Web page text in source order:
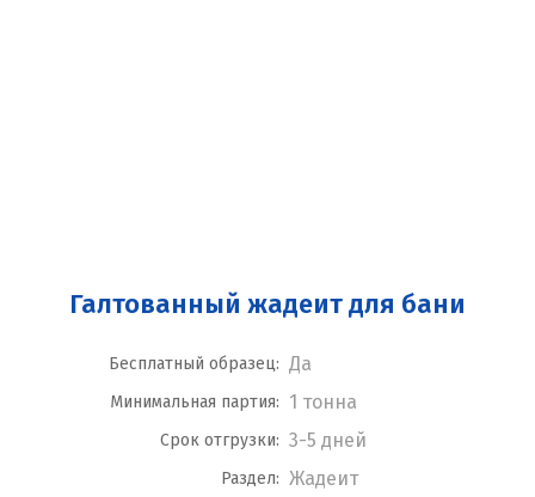
Галтованный жадеит для бани
Бесплатный образец: Да
Минимальная партия: 1 тонна
Срок отгрузки: 3-5 дней
Раздел: Жадеит